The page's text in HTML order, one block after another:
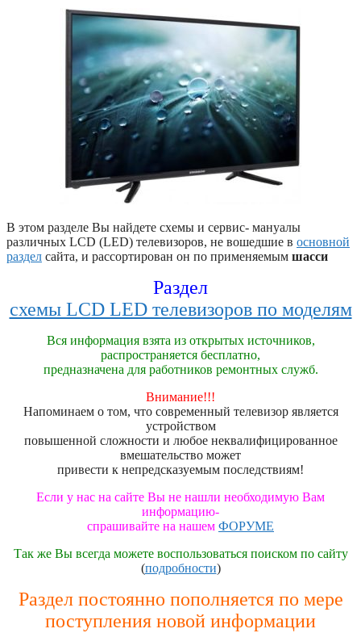
В этом разделе Вы найдете схемы и сервис- мануалы
различных LCD (LED) телевизоров, не вошедшие в основной
раздел сайта, и рассортирован он по применяемым шасси
Раздел
схемы LCD LED телевизоров по моделям
Вся информация взята из открытых источников,
распространяется бесплатно,
предназначена для работников ремонтных служб.
Внимание!!!
Напоминаем о том, что современный телевизор является
устройством
повышенной сложности и любое неквалифицированное
вмешательство может
привести к непредсказуемым последствиям!
Если у нас на сайте Вы не нашли необходимую Вам
информацию-
спрашивайте на нашем ФОРУМЕ
Так же Вы всегда можете воспользоваться поиском по сайту
(подробности)
Раздел постоянно пополняется по мере
поступления новой информации